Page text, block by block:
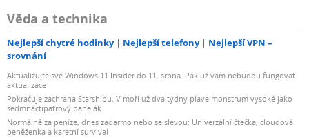
Věda a technika
Nejlepší chytré hodinky Nejlepší telefony
Nejlepší VPN –
srovnání
Aktualizujte své Windows 11 Insider do 11. srpna. Pak už vám nebudou fungovat
aktualizace
Pokračuje záchrana Starshipu. V moři už dva týdny plave monstrum vysoké jako
sedmnáctipatrový panelák
Normálně za peníze, dnes zadarmo nebo se slevou: Univerzální čtečka, cloudová
peněženka a karetní survival